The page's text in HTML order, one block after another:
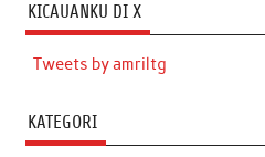
KICAUANKU DI X
Tweets by amriltg
KATEGORI